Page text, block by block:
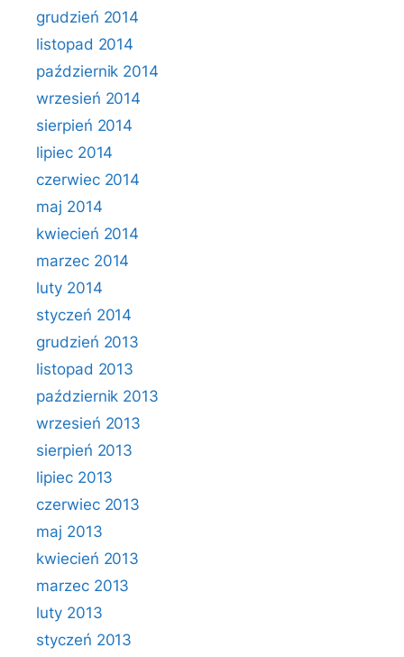
grudzień 2014
listopad 2014
październik 2014
wrzesień 2014
sierpień 2014
lipiec 2014
czerwiec 2014
maj 2014
kwiecień 2014
marzec 2014
luty 2014
styczeń 2014
grudzień 2013
listopad 2013
październik 2013
wrzesień 2013
sierpień 2013
lipiec 2013
czerwiec 2013
maj 2013
kwiecień 2013
marzec 2013
luty 2013
styczeń 2013